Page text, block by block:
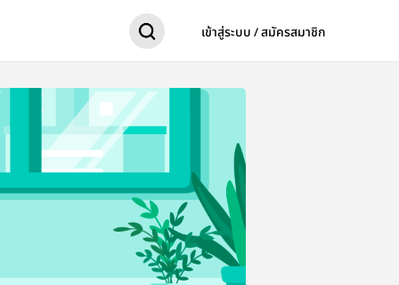
เข้าสู่ระบบ / สมัครสมาชิก